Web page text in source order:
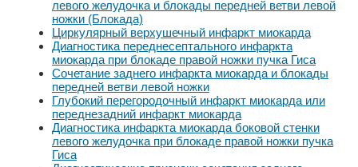
левого желудочка и блокады передней ветви левой
ножки (Блокада)
Циркулярный верхушечный инфаркт миокарда
Диагностика переднесептального инфаркта
миокарда при блокаде правой ножки пучка Гиса
Сочетание заднего инфаркта миокарда и блокады
передней ветви левой ножки
Глубокий перегородочный инфаркт миокарда или
переднезадний инфаркт миокарда
Диагностика инфаркта миокарда боковой стенки
левого желудочка при блокаде правой ножки пучка
Гиса